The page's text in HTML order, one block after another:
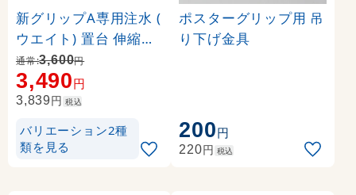
新グリップA専用注水 (
ウエイト) 置台 伸縮タ
イプ カラー:シルバー (
36024-2S)
通常:3,600円
3,490円
3,839円 税込
バリエーション2種
類を見る
ポスターグリップ用 吊
り下げ金具
200円
220円 税込